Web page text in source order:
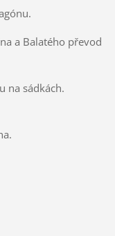
a Balatého převod
na sádkách.